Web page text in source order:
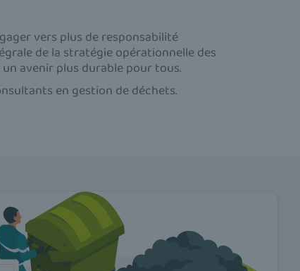
vers plus de responsabilité
de la stratégie opérationnelle des
avenir plus durable pour tous.
en gestion de déchets.